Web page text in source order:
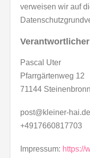
verweisen wir auf
Verantwortlicher
Pascal Uter
Pfarrgärtenweg 12
71144 Steinenbronn
post@kleiner-hai.de
+4917660817703
Impressum: https://